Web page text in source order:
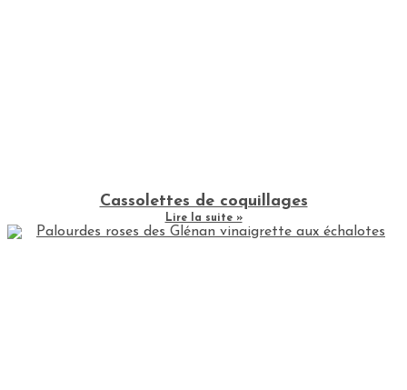
Cassolettes de coquillages
Lire la suite »